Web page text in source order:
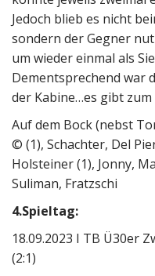
Jedoch blieb es nicht
sondern der Gegner
um wieder einmal als
Dementsprechend war
der Kabine…es gibt zum
Auf dem Bock (nebst
© (1), Schachter, Del
Holsteiner (1), Jonny,
Suliman, Fratzschi
4.Spieltag:
18.09.2023 I TB Ü30er
(2:1)